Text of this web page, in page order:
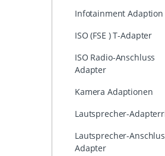
Infotainment Adaption
ISO (FSE ) T-Adapter
ISO Radio-Anschluss
Adapter
Kamera Adaptionen
Lautsprecher-
Lautsprecher-
Adapter